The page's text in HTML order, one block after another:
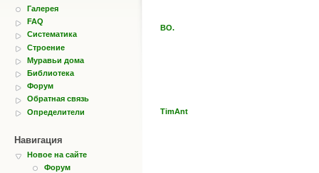
Галерея
FAQ
Систематика
Строение
Муравьи дома
Библиотека
Форум
Обратная связь
Определители
Навигация
Новое на сайте
Форум
BO.
TimAnt